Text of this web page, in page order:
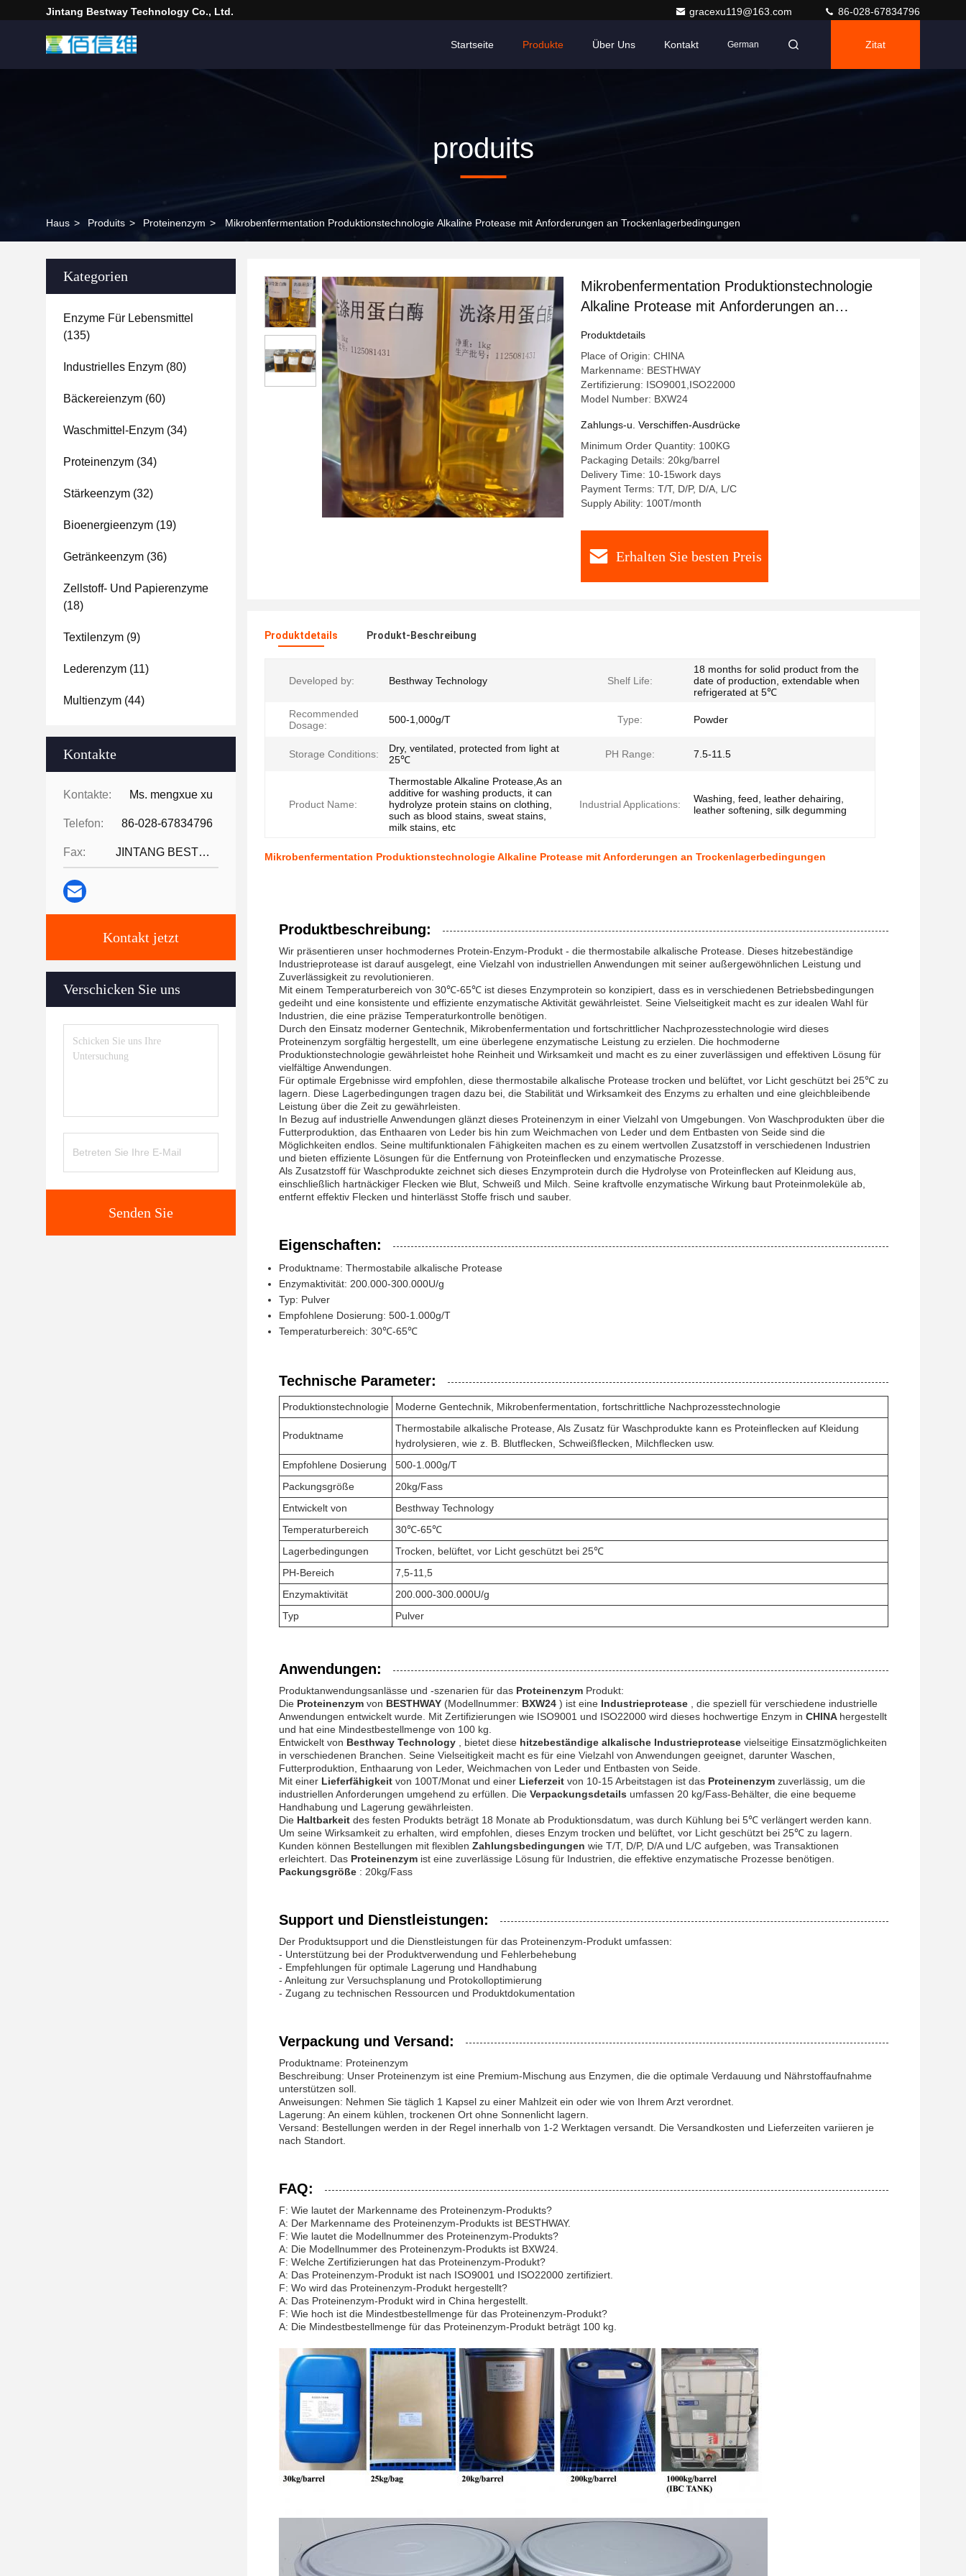
Jintang Bestway Technology Co., Ltd. gracexu119@163.com 86-028-67834796
Startseite Produkte Über Uns Kontakt German Zitat
produits
Haus > Produits > Proteinenzym > Mikrobenfermentation Produktionstechnologie Alkaline Protease mit Anforderungen an Trockenlagerbedingungen
Kategorien
Enzyme Für Lebensmittel
(135)
Industrielles Enzym (80)
Bäckereienzym (60)
Waschmittel-Enzym (34)
Proteinenzym (34)
Stärkeenzym (32)
Bioenergieenzym (19)
Getränkeenzym (36)
Zellstoff- Und Papierenzyme
(18)
Textilenzym (9)
Lederenzym (11)
Multienzym (44)
Kontakte
Kontakte: Ms. mengxue xu
Telefon: 86-028-67834796
Fax: JINTANG BESTWAY TECHNOLOGY CO
Kontakt jetzt
Verschicken Sie uns
Senden Sie
Mikrobenfermentation Produktionstechnologie
Alkaline Protease mit Anforderungen an
Produktdetails
Place of Origin: CHINA
Markenname: BESTHWAY
Zertifizierung: ISO9001,ISO22000
Model Number: BXW24
Zahlungs-u. Verschiffen-Ausdrücke
Minimum Order Quantity: 100KG
Packaging Details: 20kg/barrel
Delivery Time: 10-15work days
Payment Terms: T/T, D/P, D/A, L/C
Supply Ability: 100T/month
Erhalten Sie besten Preis
Produktdetails Produkt-Beschreibung
Developed by: Besthway Technology Shelf Life:
18 months for solid product from the
date of production, extendable when
refrigerated at 5℃
Recommended
Dosage:
500-1,000g/T Type: Powder
Storage Conditions:
Dry, ventilated, protected from light at
25℃
PH Range: 7.5-11.5
Product Name:
Thermostable Alkaline Protease,As an
additive for washing products, it can
hydrolyze protein stains on clothing,
such as blood stains, sweat stains,
milk stains, etc
Industrial Applications:
Washing, feed, leather dehairing,
leather softening, silk degumming
Mikrobenfermentation Produktionstechnologie Alkaline Protease mit Anforderungen an Trockenlagerbedingungen
Produktbeschreibung:
Wir präsentieren unser hochmodernes Protein-Enzym-Produkt - die thermostabile alkalische Protease. Dieses hitzebeständige
Industrieprotease ist darauf ausgelegt, eine Vielzahl von industriellen Anwendungen mit seiner außergewöhnlichen Leistung und
Zuverlässigkeit zu revolutionieren.
Mit einem Temperaturbereich von 30℃-65℃ ist dieses Enzymprotein so konzipiert, dass es in verschiedenen Betriebsbedingungen
gedeiht und eine konsistente und effiziente enzymatische Aktivität gewährleistet. Seine Vielseitigkeit macht es zur idealen Wahl für
Industrien, die eine präzise Temperaturkontrolle benötigen.
Durch den Einsatz moderner Gentechnik, Mikrobenfermentation und fortschrittlicher Nachprozesstechnologie wird dieses
Proteinenzym sorgfältig hergestellt, um eine überlegene enzymatische Leistung zu erzielen. Die hochmoderne
Produktionstechnologie gewährleistet hohe Reinheit und Wirksamkeit und macht es zu einer zuverlässigen und effektiven Lösung für
vielfältige Anwendungen.
Für optimale Ergebnisse wird empfohlen, diese thermostabile alkalische Protease trocken und belüftet, vor Licht geschützt bei 25℃ zu
lagern. Diese Lagerbedingungen tragen dazu bei, die Stabilität und Wirksamkeit des Enzyms zu erhalten und eine gleichbleibende
Leistung über die Zeit zu gewährleisten.
In Bezug auf industrielle Anwendungen glänzt dieses Proteinenzym in einer Vielzahl von Umgebungen. Von Waschprodukten über die
Futterproduktion, das Enthaaren von Leder bis hin zum Weichmachen von Leder und dem Entbasten von Seide sind die
Möglichkeiten endlos. Seine multifunktionalen Fähigkeiten machen es zu einem wertvollen Zusatzstoff in verschiedenen Industrien
und bieten effiziente Lösungen für die Entfernung von Proteinflecken und enzymatische Prozesse.
Als Zusatzstoff für Waschprodukte zeichnet sich dieses Enzymprotein durch die Hydrolyse von Proteinflecken auf Kleidung aus,
einschließlich hartnäckiger Flecken wie Blut, Schweiß und Milch. Seine kraftvolle enzymatische Wirkung baut Proteinmoleküle ab,
entfernt effektiv Flecken und hinterlässt Stoffe frisch und sauber.
Eigenschaften:
Produktname: Thermostabile alkalische Protease
Enzymaktivität: 200.000-300.000U/g
Typ: Pulver
Empfohlene Dosierung: 500-1.000g/T
Temperaturbereich: 30℃-65℃
Technische Parameter:
Produktionstechnologie Moderne Gentechnik, Mikrobenfermentation, fortschrittliche Nachprozesstechnologie
Produktname
Thermostabile alkalische Protease, Als Zusatz für Waschprodukte kann es Proteinflecken auf Kleidung
hydrolysieren, wie z. B. Blutflecken, Schweißflecken, Milchflecken usw.
Empfohlene Dosierung
500-1.000g/T
Packungsgröße
20kg/Fass
Entwickelt von
Besthway Technology
Temperaturbereich
30℃-65℃
Lagerbedingungen
Trocken, belüftet, vor Licht geschützt bei 25℃
PH-Bereich
7,5-11,5
Enzymaktivität
200.000-300.000U/g
Typ
Pulver
Anwendungen:
Produktanwendungsanlässe und -szenarien für das Proteinenzym Produkt:
Die Proteinenzym von BESTHWAY (Modellnummer: BXW24 ) ist eine Industrieprotease
, die speziell für verschiedene industrielle
Anwendungen entwickelt wurde. Mit Zertifizierungen wie ISO9001 und ISO22000 wird dieses hochwertige Enzym in CHINA hergestellt
und hat eine Mindestbestellmenge von 100 kg.
Entwickelt von Besthway Technology , bietet diese hitzebeständige alkalische Industrieprotease vielseitige Einsatzmöglichkeiten
in verschiedenen Branchen. Seine Vielseitigkeit macht es für eine Vielzahl von Anwendungen geeignet, darunter Waschen,
Futterproduktion, Enthaarung von Leder, Weichmachen von Leder und Entbasten von Seide.
Mit einer Lieferfähigkeit von 100T/Monat und einer Lieferzeit von 10-15 Arbeitstagen ist das Proteinenzym zuverlässig, um die
industriellen Anforderungen umgehend zu erfüllen. Die Verpackungsdetails umfassen 20 kg/Fass-Behälter, die eine bequeme
Handhabung und Lagerung gewährleisten.
Die Haltbarkeit des festen Produkts beträgt 18 Monate ab Produktionsdatum, was durch Kühlung bei 5℃ verlängert werden kann.
Um seine Wirksamkeit zu erhalten, wird empfohlen, dieses Enzym trocken und belüftet, vor Licht geschützt bei 25℃ zu lagern.
Kunden können Bestellungen mit flexiblen Zahlungsbedingungen wie T/T, D/P, D/A und L/C aufgeben, was Transaktionen
erleichtert. Das Proteinenzym ist eine zuverlässige Lösung für Industrien, die effektive enzymatische Prozesse benötigen.
Packungsgröße : 20kg/Fass
Support und Dienstleistungen:
Der Produktsupport und die Dienstleistungen für das Proteinenzym-Produkt umfassen:
- Unterstützung bei der Produktverwendung und Fehlerbehebung
- Empfehlungen für optimale Lagerung und Handhabung
- Anleitung zur Versuchsplanung und Protokolloptimierung
- Zugang zu technischen Ressourcen und Produktdokumentation
Verpackung und Versand:
Produktname: Proteinenzym
Beschreibung: Unser Proteinenzym ist eine Premium-Mischung aus Enzymen, die die optimale Verdauung und Nährstoffaufnahme
unterstützen soll.
Anweisungen: Nehmen Sie täglich 1 Kapsel zu einer Mahlzeit ein oder wie von Ihrem Arzt verordnet.
Lagerung: An einem kühlen, trockenen Ort ohne Sonnenlicht lagern.
Versand: Bestellungen werden in der Regel innerhalb von 1-2 Werktagen versandt. Die Versandkosten und Lieferzeiten variieren je
nach Standort.
FAQ:
F: Wie lautet der Markenname des Proteinenzym-Produkts?
A: Der Markenname des Proteinenzym-Produkts ist BESTHWAY.
F: Wie lautet die Modellnummer des Proteinenzym-Produkts?
A: Die Modellnummer des Proteinenzym-Produkts ist BXW24.
F: Welche Zertifizierungen hat das Proteinenzym-Produkt?
A: Das Proteinenzym-Produkt ist nach ISO9001 und ISO22000 zertifiziert.
F: Wo wird das Proteinenzym-Produkt hergestellt?
A: Das Proteinenzym-Produkt wird in China hergestellt.
F: Wie hoch ist die Mindestbestellmenge für das Proteinenzym-Produkt?
A: Die Mindestbestellmenge für das Proteinenzym-Produkt beträgt 100 kg.